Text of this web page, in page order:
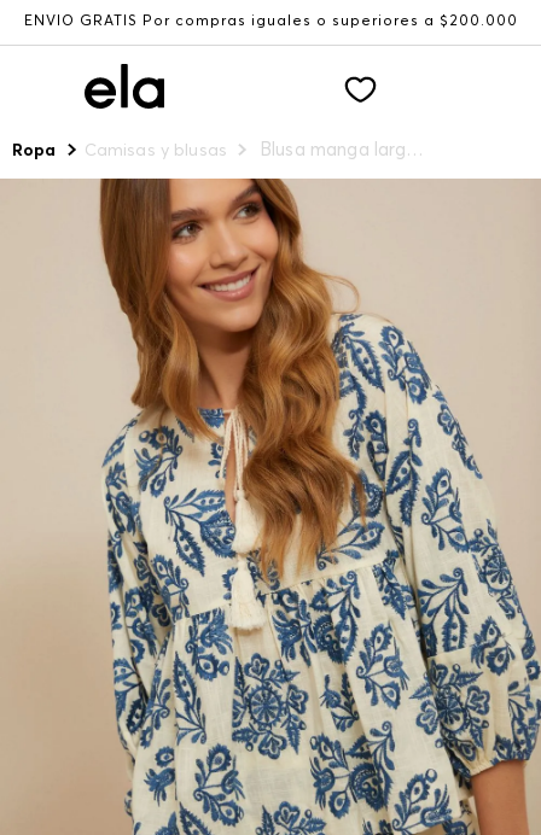
ENVÍO GRATIS Por compras iguales o superiores a $200.000
Ropa Camisas y blusas Blusa manga larga bordada para mujer